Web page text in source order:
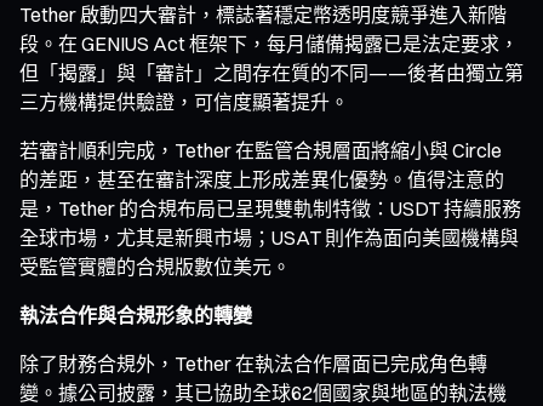
Tether 啟動四大審計，標誌著穩定幣透明度競爭進入新階
段。在 GENIUS Act 框架下，每月儲備揭露已是法定要求，
但「揭露」與「審計」之間存在質的不同——後者由獨立第
三方機構提供驗證，可信度顯著提升。
若審計順利完成，Tether 在監管合規層面將縮小與 Circle
的差距，甚至在審計深度上形成差異化優勢。值得注意的
是，Tether 的合規布局已呈現雙軌制特徵：USDT 持續服務
全球市場，尤其是新興市場；USAT 則作為面向美國機構與
受監管實體的合規版數位美元。
執法合作與合規形象的轉變
除了財務合規外，Tether 在執法合作層面已完成角色轉
變。據公司披露，其已協助全球62個國家與地區的執法機